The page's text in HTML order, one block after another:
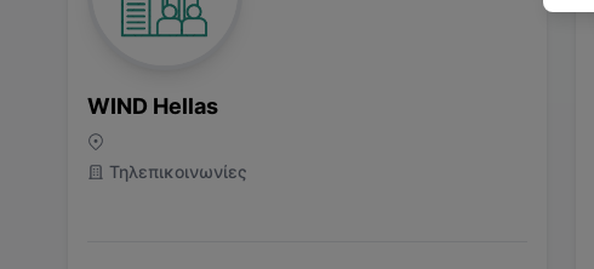
WIND Hellas
Τηλεπικοινωνίες